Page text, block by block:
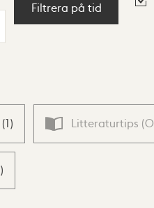
Filtrera på tid
(1) Litteraturtips (0
)